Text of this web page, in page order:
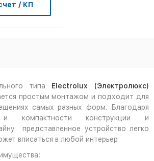
/ КП
типа Electrolux (Электролюкс)
простым монтажом и подходит для
самых разных форм. Благодаря
и компактности конструкции и
представленное устройство легко
вписаться в любой интерьер